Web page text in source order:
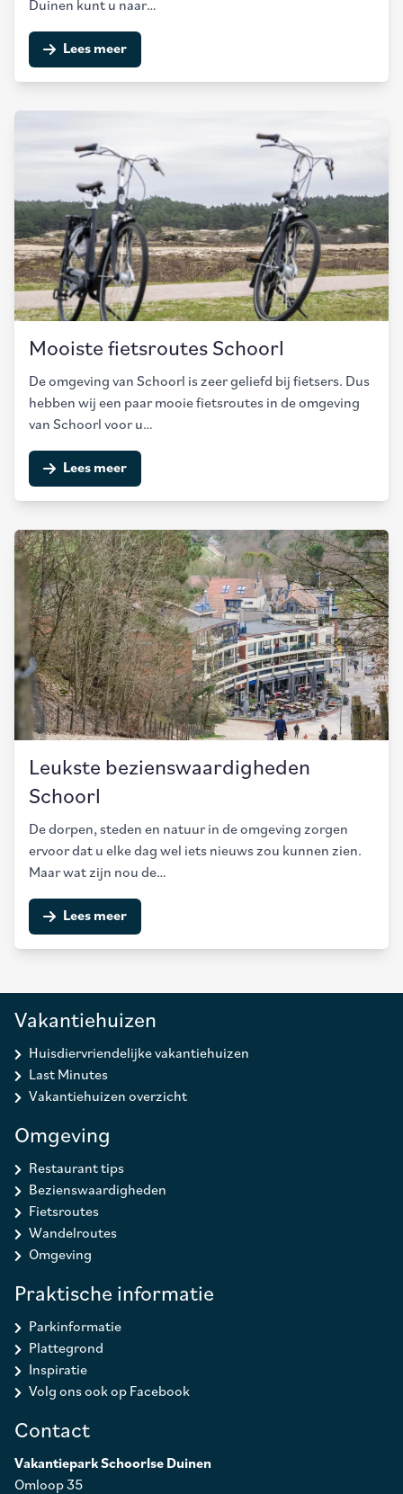
Duinen kunt u naar…
Lees meer
Mooiste fietsroutes Schoorl
De omgeving van Schoorl is zeer geliefd bij fietsers. Dus
hebben wij een paar mooie fietsroutes in de omgeving
van Schoorl voor u…
Lees meer
Leukste bezienswaardigheden
Schoorl
De dorpen, steden en natuur in de omgeving zorgen
ervoor dat u elke dag wel iets nieuws zou kunnen zien.
Maar wat zijn nou de…
Lees meer
Vakantiehuizen
Huisdiervriendelijke vakantiehuizen
Last Minutes
Vakantiehuizen overzicht
Omgeving
Restaurant tips
Bezienswaardigheden
Fietsroutes
Wandelroutes
Omgeving
Praktische informatie
Parkinformatie
Plattegrond
Inspiratie
Volg ons ook op Facebook
Contact
Vakantiepark Schoorlse Duinen
Omloop 35